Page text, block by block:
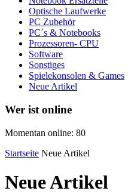
Optische Laufwerke
PC Zubehör
PC´s & Notebooks
Prozessoren- CPU
Software
Sonstiges
Spielekonsolen & Games
Neue Artikel
Wer ist online
Momentan online: 80
Startseite Neue Artikel
Neue Artikel